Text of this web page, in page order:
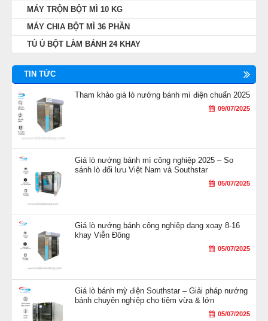
MÁY TRỘN BỘT MÌ 10 KG
MÁY CHIA BỘT MÌ 36 PHẦN
TỦ Ủ BỘT LÀM BÁNH 24 KHAY
TIN TỨC
Tham khảo giá lò nướng bánh mì điện chuẩn 2025
09/07/2025
Giá lò nướng bánh mì công nghiệp 2025 – So
sánh lò đối lưu Việt Nam và Southstar
05/07/2025
Giá lò nướng bánh công nghiệp dạng xoay 8-16
khay Viễn Đông
05/07/2025
Giá lò bánh mỳ điện Southstar – Giải pháp nướng
bánh chuyên nghiệp cho tiệm vừa & lớn
05/07/2025